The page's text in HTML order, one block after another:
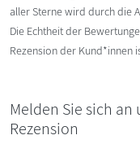
aller Sterne wird durch die
Die Echtheit der
Rezension der Kund*innen
Melden Sie sich
Rezension